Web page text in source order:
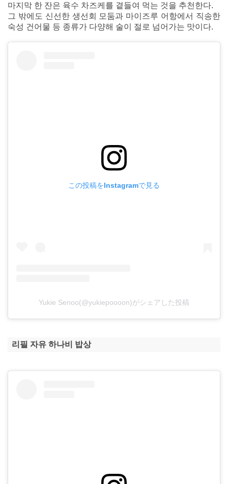
마지막 한 잔은 육수 차즈케를 곁들여 먹는 것을 추천한다.
그 밖에도 신선한 생선회 모둠과 마이즈루 어항에서 직송한
숙성 건어물 등 종류가 다양해 술이 절로 넘어가는 맛이다.
この投稿をInstagramで見る
Yukie Senoo(@yukiepoooon)がシェアした投稿
리필 자유 하나비 밥상